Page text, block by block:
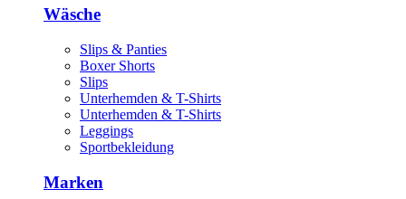
Wäsche
Slips & Panties
Boxer Shorts
Slips
Unterhemden & T-Shirts
Unterhemden & T-Shirts
Leggings
Sportbekleidung
Marken